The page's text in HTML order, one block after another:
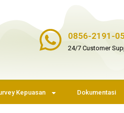
0856-2191-
24/7 Customer
Kepuasan Dokumentasi